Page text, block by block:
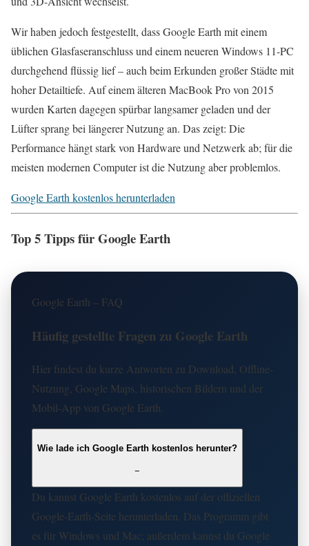
Wir haben jedoch festgestellt, dass Google Earth mit einem
üblichen Glasfaseranschluss und einem neueren Windows 11-PC
durchgehend flüssig lief – auch beim Erkunden großer Städte mit
hoher Detailtiefe. Auf einem älteren MacBook Pro von 2015
wurden Karten dagegen spürbar langsamer geladen und der
Lüfter sprang bei längerer Nutzung an. Das zeigt: Die
Performance hängt stark von Hardware und Netzwerk ab; für die
meisten modernen Computer ist die Nutzung aber problemlos.
Google Earth kostenlos herunterladen
Top 5 Tipps für Google Earth
Google Earth – FAQ
Häufig gestellte Fragen zu Google Earth
Hier findest du kurze Antworten zu Download, Offline-
Nutzung, Google Maps, historischen Bildern und der
Mobil-App von Google Earth.
Wie lade ich Google Earth kostenlos herunter?
−
Du kannst Google Earth kostenlos auf der offiziellen
Google-Earth-Seite herunterladen. Das Programm gibt
es für Windows und Mac; außerdem kannst du Google